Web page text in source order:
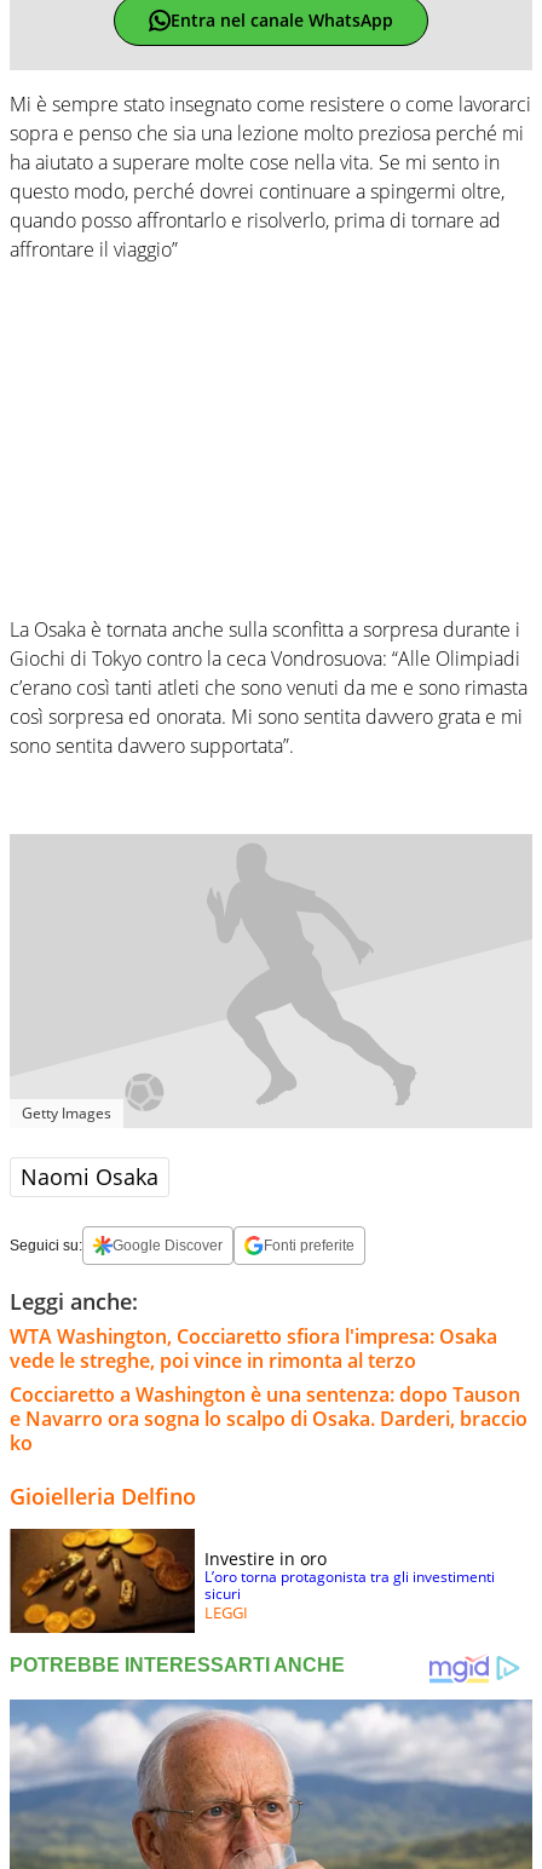
Entra nel canale WhatsApp
Mi è sempre stato insegnato come resistere o come lavorarci
sopra e penso che sia una lezione molto preziosa perché mi
ha aiutato a superare molte cose nella vita. Se mi sento in
questo modo, perché dovrei continuare a spingermi oltre,
quando posso affrontarlo e risolverlo, prima di tornare ad
affrontare il viaggio”
La Osaka è tornata anche sulla sconfitta a sorpresa durante i
Giochi di Tokyo contro la ceca Vondrosuova: “Alle Olimpiadi
c’erano così tanti atleti che sono venuti da me e sono rimasta
così sorpresa ed onorata. Mi sono sentita davvero grata e mi
sono sentita davvero supportata”.
Getty Images
Naomi Osaka
Seguici su: Google Discover Fonti preferite
Leggi anche:
WTA Washington, Cocciaretto sfiora l'impresa: Osaka
vede le streghe, poi vince in rimonta al terzo
Cocciaretto a Washington è una sentenza: dopo Tauson
e Navarro ora sogna lo scalpo di Osaka. Darderi, braccio
ko
Gioielleria Delfino
Investire in oro
L’oro torna protagonista tra gli investimenti
sicuri
LEGGI